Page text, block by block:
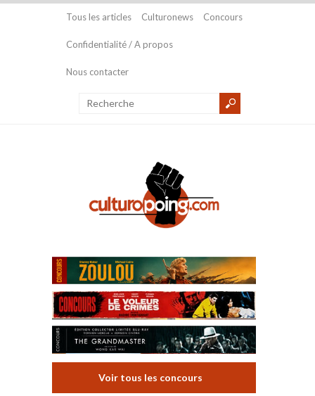
Tous les articles Culturonews Concours
Confidentialité / A propos
Nous contacter
Voir tous les concours